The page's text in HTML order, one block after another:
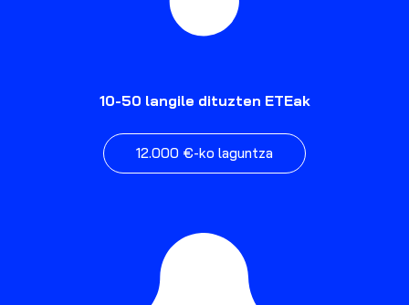
10-50 langile dituzten ETEak
12.000 €-ko laguntza